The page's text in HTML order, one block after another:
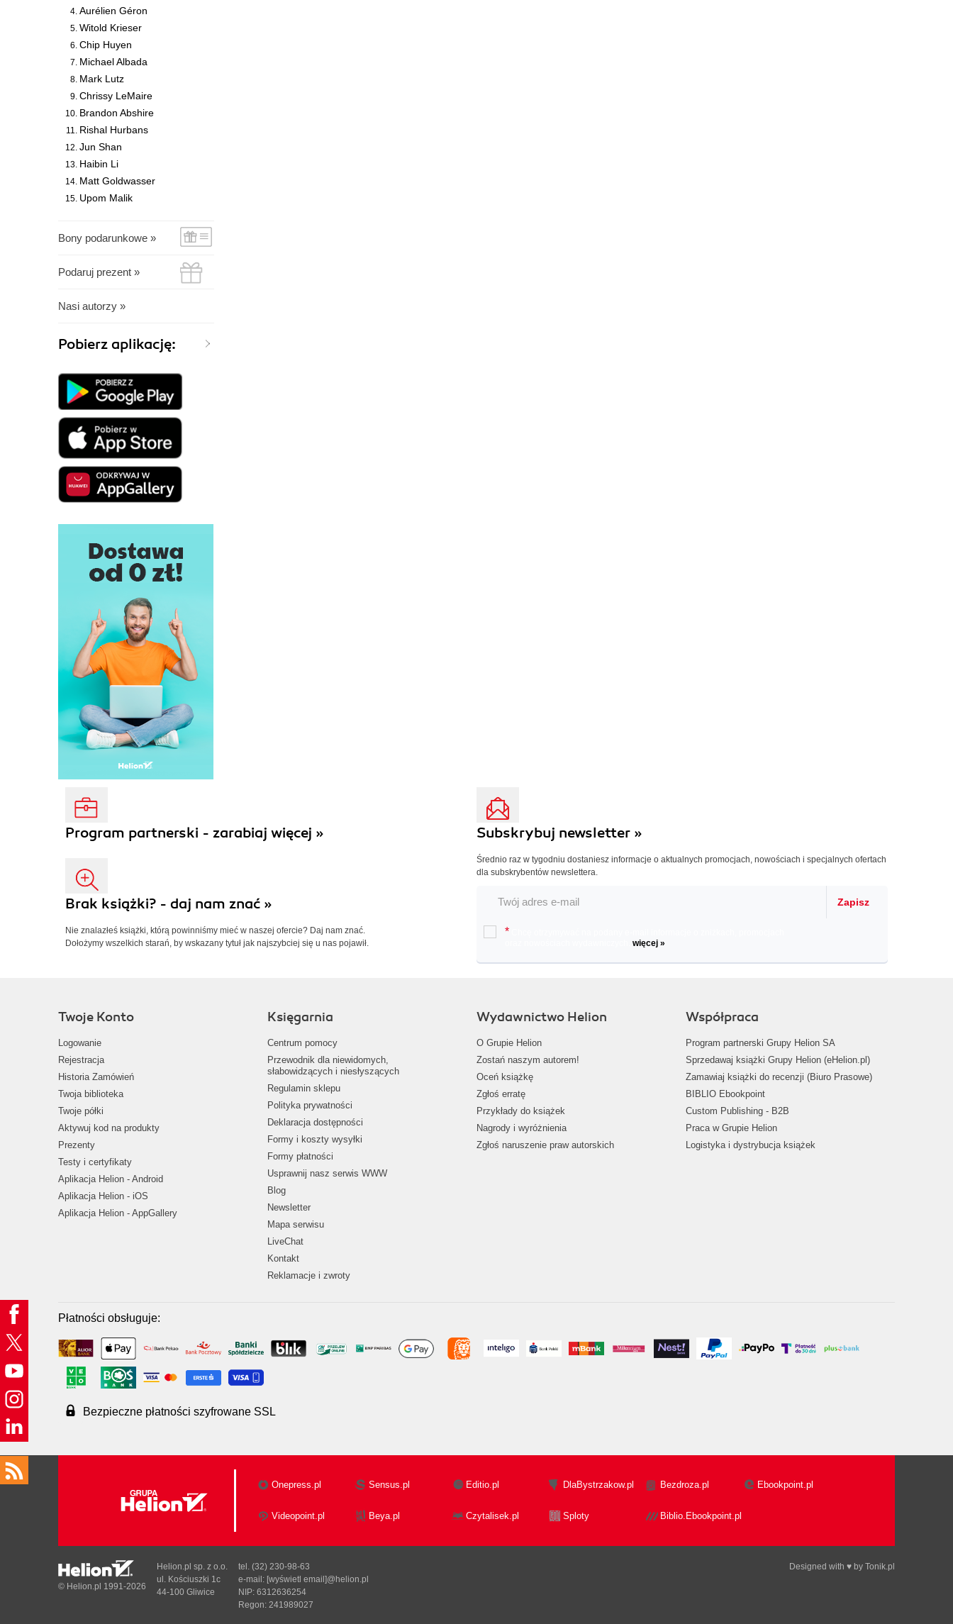
Aurélien Géron
Witold Krieser
Chip Huyen
Michael Albada
Mark Lutz
Chrissy LeMaire
Brandon Abshire
Rishal Hurbans
Jun Shan
Haibin Li
Matt Goldwasser
Upom Malik
Bony podarunkowe »
Podaruj prezent »
Nasi autorzy »
Pobierz aplikację:
Program partnerski - zarabiaj więcej »
Brak książki? - daj nam znać »
Nie znalazłeś książki, którą powinniśmy mieć w naszej ofercie? Daj nam znać.
Dołożymy wszelkich starań, by wskazany tytuł jak najszybciej się u nas pojawił.
Subskrybuj newsletter »
Średnio raz w tygodniu dostaniesz informacje o aktualnych promocjach, nowościach i specjalnych ofertach
dla subskrybentów newslettera.
Zapisz
*
więcej »
Twoje Konto
Logowanie
Rejestracja
Historia Zamówień
Twoja biblioteka
Twoje półki
Aktywuj kod na produkty
Prezenty
Testy i certyfikaty
Aplikacja Helion - Android
Aplikacja Helion - iOS
Aplikacja Helion - AppGallery
Księgarnia
Centrum pomocy
Przewodnik dla niewidomych,
słabowidzących i niesłyszących
Regulamin sklepu
Polityka prywatności
Deklaracja dostępności
Formy i koszty wysyłki
Formy płatności
Usprawnij nasz serwis WWW
Blog
Newsletter
Mapa serwisu
LiveChat
Kontakt
Reklamacje i zwroty
Wydawnictwo Helion
O Grupie Helion
Zostań naszym autorem!
Oceń książkę
Zgłoś erratę
Przykłady do książek
Nagrody i wyróżnienia
Zgłoś naruszenie praw autorskich
Współpraca
Program partnerski Grupy Helion SA
Sprzedawaj książki Grupy Helion (eHelion.pl)
Zamawiaj książki do recenzji (Biuro Prasowe)
BIBLIO Ebookpoint
Custom Publishing - B2B
Praca w Grupie Helion
Logistyka i dystrybucja książek
Płatności obsługuje:
Bezpieczne płatności szyfrowane SSL
Onepress.pl Sensus.pl Editio.pl DlaBystrzakow.pl Bezdroza.pl Ebookpoint.pl
Videopoint.pl Beya.pl Czytalisek.pl Sploty Biblio.Ebookpoint.pl
Designed with ♥ by Tonik.pl
© Helion.pl 1991-2026
Helion.pl sp. z o.o.
ul. Kościuszki 1c
44-100 Gliwice
tel. (32) 230-98-63
e-mail: [wyświetl email]@helion.pl
NIP: 6312636254
Regon: 241989027